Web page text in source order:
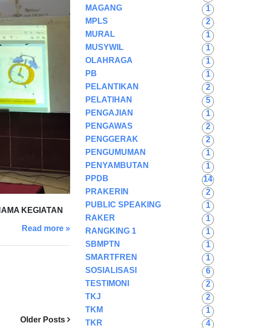
KEGIATAN
Read more »
Older Posts
MAGANG
1
MPLS
2
MURAL
1
MUSYWIL
1
OLAHRAGA
1
PB
1
PELANTIKAN
2
PELATIHAN
5
PENGAJIAN
1
PENGAWAS
2
PENGGERAK
2
PENGUMUMAN
1
PENYAMBUTAN
1
PPDB
14
PRAKERIN
2
PUBLIC SPEAKING
1
RAKER
1
RANGKING 1
1
SBMPTN
1
SMARTFREN
1
SOSIALISASI
6
TESTIMONI
2
TKJ
2
TKM
1
TKR
4